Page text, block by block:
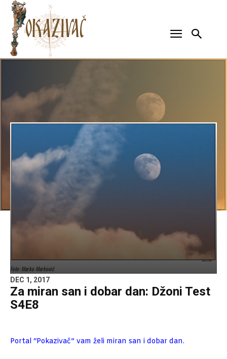
Foto: Marko Marković
DEC 1, 2017
Za miran san i dobar dan: Džoni Test
S4E8
Portal “Pokazivač” vam želi miran san i dobar dan.